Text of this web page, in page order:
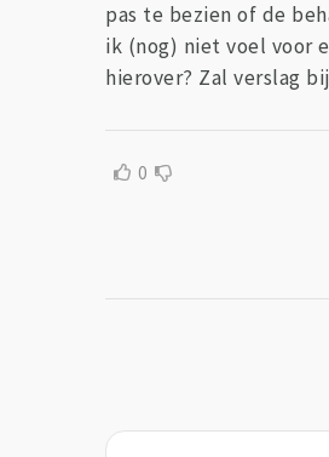
pas te bezien of de
ik (nog) niet voel voor
hierover? Zal verslag
0